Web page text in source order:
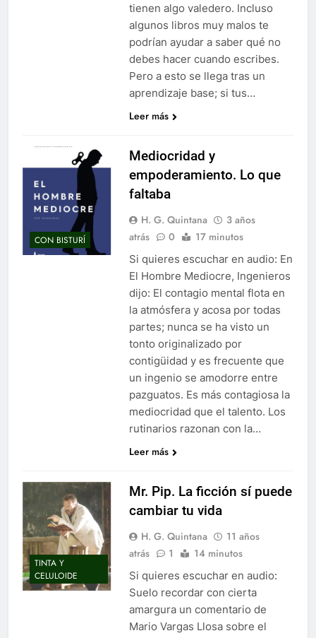
tienen algo valedero. Incluso
algunos libros muy malos te
podrían ayudar a saber qué no
debes hacer cuando escribes.
Pero a esto se llega tras un
aprendizaje base; si tus…
Leer más
CON BISTURÍ
Mediocridad y
empoderamiento. Lo que
faltaba
H. G. Quintana
3 años
atrás
0 17 minutos
Si quieres escuchar en audio: En
El Hombre Mediocre, Ingenieros
dijo: El contagio mental flota en
la atmósfera y acosa por todas
partes; nunca se ha visto un
tonto originalizado por
contigüidad y es frecuente que
un ingenio se amodorre entre
pazguatos. Es más contagiosa la
mediocridad que el talento. Los
rutinarios razonan con la…
Leer más
TINTA Y
CELULOIDE
Mr. Pip. La ficción sí puede
cambiar tu vida
H. G. Quintana
11 años
atrás
1 14 minutos
Si quieres escuchar en audio:
Suelo recordar con cierta
amargura un comentario de
Mario Vargas Llosa sobre el